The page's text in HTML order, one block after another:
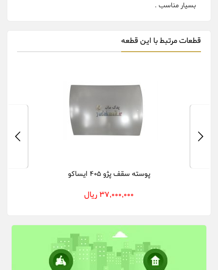
بسیار مناسب .
قطعات مرتبط با این قطعه
پوسته سقف پژو 405 ایساکو
37,000,000 ریال